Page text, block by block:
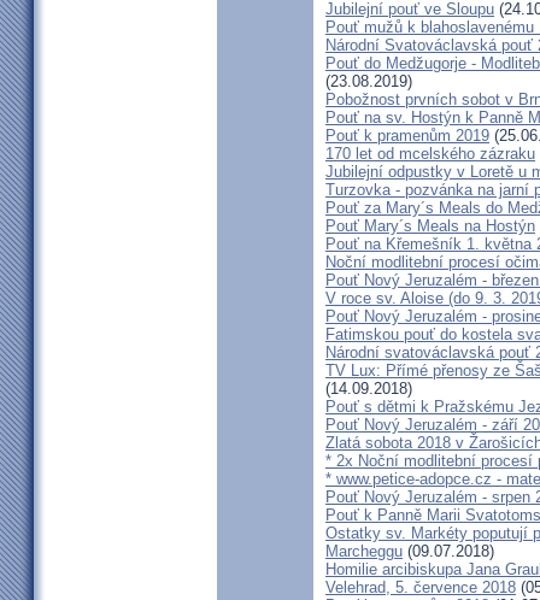
Jubilejní pouť ve Sloupu
Pouť mužů k
Národní Svatováclavská pouť
Pouť do Medžugorje -
(23.08.2019)
Pobožnost prvních sobot v
Pouť na sv. Hostýn k Panně
Pouť k pramenům 2019
170 let od mcelského zázraku
Jubilejní odpustky v Loretě u
Turzovka - pozvánka na jarní
Pouť za Mary´s Meals do
Pouť Mary´s Meals na Hostýn
Pouť na Křemešník 1. května
Noční modlitební procesí
Pouť Nový Jeruzalém -
V roce sv. Aloise (do 9. 3.
Pouť Nový Jeruzalém -
Fatimskou pouť do kostela
Národní svatováclavská pouť
TV Lux: Přímé přenosy ze
(14.09.2018)
Pouť s dětmi k Pražskému
Pouť Nový Jeruzalém - září
Zlatá sobota 2018 v
* 2x Noční modlitební
* www.petice-adopce.cz -
Pouť Nový Jeruzalém - srpen
Pouť k Panně Marii
Ostatky sv. Markéty poputují
Marcheggu (09.07.2018)
Homilie arcibiskupa Jana
Velehrad, 5. července 2018